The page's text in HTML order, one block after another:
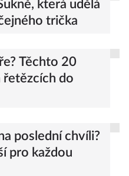
která udělá
trička
Těchto 20
řetězcích do
poslední chvíli?
pro každou